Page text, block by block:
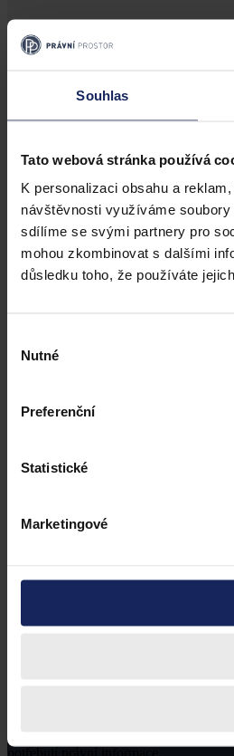
Souhlas
Tato webová stránka používá
K personalizaci obsahu a
návštěvnosti využíváme
sdílíme se svými partnery pro
mohou zkombinovat s dalšími
důsledku toho, že používáte
souhlasu
Nutné
Preferenční
Statistické
Marketingové
Změny v legislativě
Novela prováděcí
veřejném zdravotním
Dne 1. 7. 2026 své účinnosti nabyla
zákona o veřejném zdravotním
předpisů. Ve Sbírce zákonů a
publikována pod č. 119/2026 Sb.
Mgr. Martin Glogar • 30. července
profesionálové a zástupci právnických